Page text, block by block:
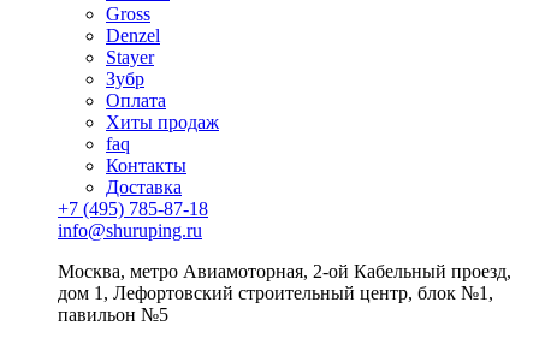
Gross
Denzel
Stayer
Зубр
Оплата
Хиты продаж
faq
Контакты
Доставка
+7 (495) 785-87-18
info@shuruping.ru
Москва, метро Авиамоторная, 2-ой Кабельный проезд,
дом 1, Лефортовский строительный центр, блок №1,
павильон №5